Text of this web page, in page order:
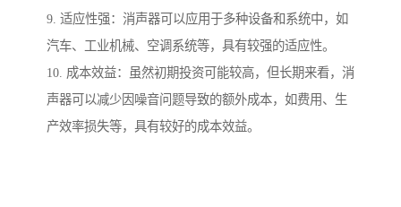
9. 适应性强：消声器可以应用于多种设备和系统中，如
汽车、工业机械、空调系统等，具有较强的适应性。
10. 成本效益：虽然初期投资可能较高，但长期来看，消
声器可以减少因噪音问题导致的额外成本，如费用、生
产效率损失等，具有较好的成本效益。